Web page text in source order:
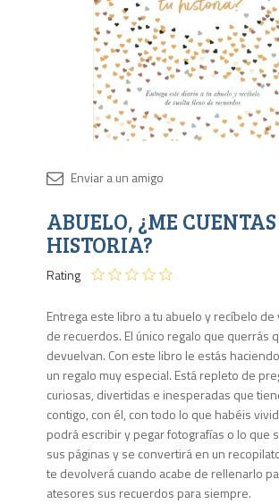
ABUELO, ¿ME
HISTORIA?
Rating
Entrega este libro a tu abuelo y recíbelo de
de recuerdos. El único regalo que querrás
devuelvan. Con este libro le estás
un regalo muy especial. Está repleto de
curiosas, divertidas e inesperadas que
contigo, con él, con todo lo que habéis
podrá escribir y pegar fotografías o lo que
sus páginas y se convertirá en un
te devolverá cuando acabe de rellenarlo
atesores sus recuerdos para siempre.